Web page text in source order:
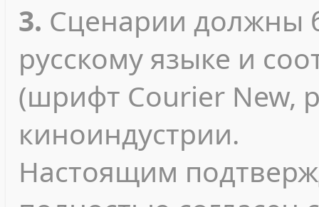
3. Сценарии должны
русскому языке и
(шрифт Courier New,
киноиндустрии.
Настоящим